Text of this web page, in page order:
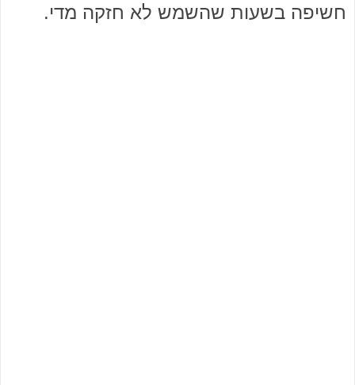
חשיפה בשעות שהשמש לא חזקה מדי.